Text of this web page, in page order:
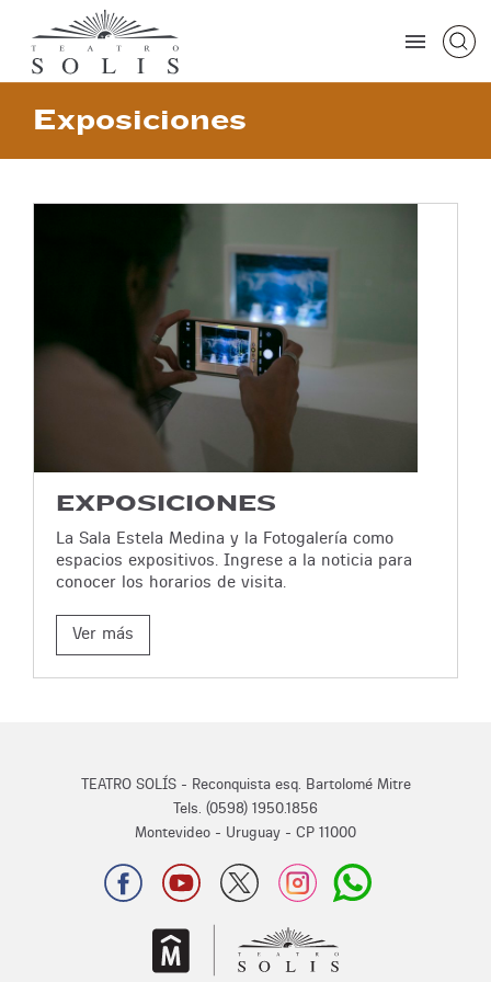
Exposiciones
EXPOSICIONES
La Sala Estela Medina y la Fotogalería como
espacios expositivos. Ingrese a la noticia para
conocer los horarios de visita.
Ver más
TEATRO SOLÍS - Reconquista esq. Bartolomé Mitre
Tels. (0598) 1950.1856
Montevideo - Uruguay - CP 11000